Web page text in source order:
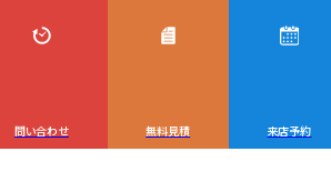
問い合わせ 無料見積 来店予約